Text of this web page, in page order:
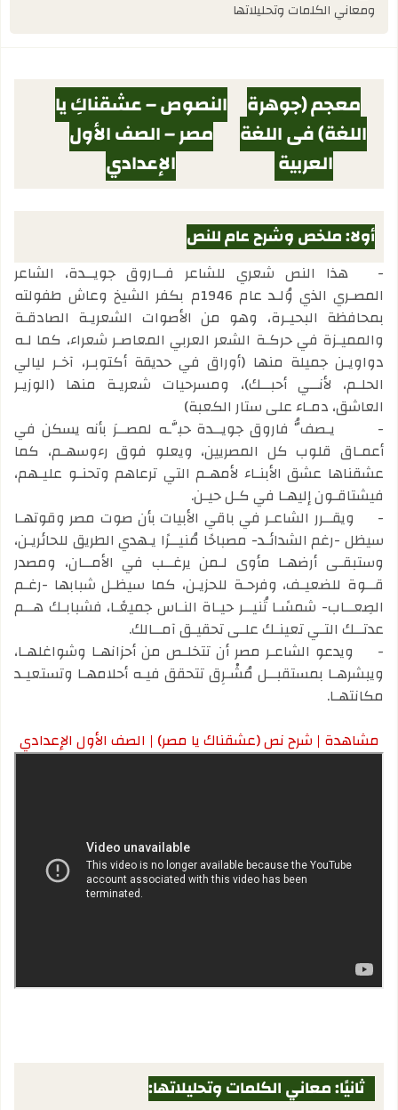
ومعاني الكلمات وتحليلاتها
معجم (جوهرة
اللغة) في اللغة
العربية
النصوص – عشقناكِ يا
مصر – الصف الأول
الإعدادي
أولا: ملخص وشرح عام للنص
-
هذا النص شعري للشاعر فــاروق جويــدة، الشاعر
المصـري الذي وُلـد عام 1946م بكفر الشيخ وعاش طفولته
بمحافظة البحيـرة، وهو من الأصوات الشعريـة الصادقـة
والمميـزة في حركـة الشعر العربي المعاصـر شعراء، كما لـه
دواويـن جميلة منها (أوراق في حديقة أكتوبـر، آخـر ليالي
الحلـم، لأنــي أحبــك)، ومسرحيات شعريـة منها (الوزيـر
العاشق، دمـاء على ستار الكعبة)
-
يـصفُّ فاروق جويــدة حبَّـه لمصــرَ بأنه يسكن في
أعمـاق قلوب كل المصريين، ويعلو فوق رءوسهـم، كما
عشقناها عشق الأبنـاء لأمهـم التي ترعاهم وتحنـو عليـهم،
فيشتاقـون إليهـا في كـل حيـن.
-
ويقــرر الشاعـر في باقي الأبيات بأن صوت مصر وقوتهـا
سيظل -رغم الشدائـد- مصباحًا مُنيــرًا يـهدي الطريق للحائريـن،
وستبقـى أرضهـا مأوى لـمن يرغــب في الأمــان، ومصدر
قــوة للضعيـف، وفرحـة للحزيـن، كما سيظـل شبابها -رغـم
الصِعــاب- شمسًـا تُنيــر حيـاة النـاس جميعًـا، فشبابـك هــم
عدتــك التـي تعينـك علـى تحقيـق آمــالك.
-
ويدعو الشاعـر مصر أن تتخلـص من أحزانهـا وشواغلهـا،
ويبشرهـا بمستقبــل مُشْـرِق تتحقق فيـه أحلامهـا وتستعيـد
مكانتهـا.
مشاهدة | شرح نص (عشقناك يا مصر) | الصف الأول الإعدادي
ثانيًا: معاني الكلمات وتحليلاتها: